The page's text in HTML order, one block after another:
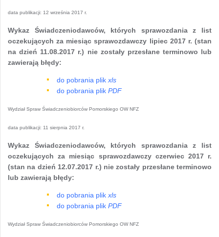
data publikacji: 12 września 2017 r.
Wykaz Świadczeniodawców, których sprawozdania z list
oczekujących za miesiąc sprawozdawczy lipiec 2017 r. (stan
na dzień 11.08.2017 r.) nie zostały przesłane terminowo lub
zawierają błędy:
do pobrania plik xls
do pobrania plik PDF
Wydział Spraw Świadczeniobiorców Pomorskiego OW NFZ
data publikacji: 11 sierpnia 2017 r.
Wykaz Świadczeniodawców, których sprawozdania z list
oczekujących za miesiąc sprawozdawczy czerwiec 2017 r.
(stan na dzień 12.07.2017 r.) nie zostały przesłane terminowo
lub zawierają błędy:
do pobrania plik xls
do pobrania plik PDF
Wydział Spraw Świadczeniobiorców Pomorskiego OW NFZ